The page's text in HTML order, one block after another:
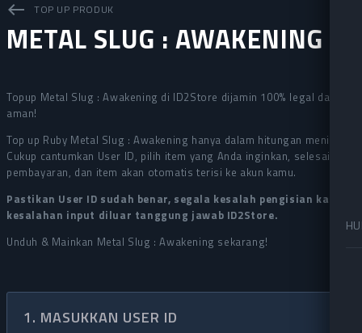
west TOP UP PRODUK
METAL SLUG : AWAKENING
Topup Metal Slug : Awakening di ID2Store dijamin 100% legal dan
aman!
Top up Ruby Metal Slug : Awakening hanya dalam hitungan menit!
Cukup cantumkan User ID, pilih item yang Anda inginkan, selesaikan
pembayaran, dan item akan otomatis terisi ke akun kamu.
Pastikan User ID sudah benar, segala kesalah pengisian karena
kesalahan input diluar tanggung jawab ID2Store.
Unduh & Mainkan Metal Slug : Awakening sekarang!
1. MASUKKAN USER ID